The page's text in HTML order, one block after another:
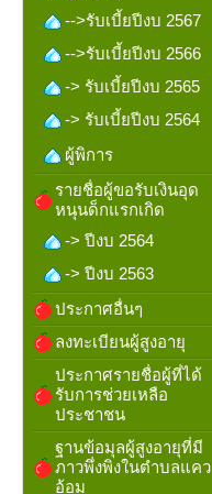
-->รับเบี้ยปีงบ 2567
-->รับเบี้ยปีงบ 2566
-> รับเบี้ยปีงบ 2565
-> รับเบี้ยปีงบ 2564
ผู้พิการ
รายชื่อผู้ขอรับเงินอุด
หนุนด็กแรกเกิด
-> ปีงบ 2564
-> ปีงบ 2563
ประกาศอื่นๆ
ลงทะเบียนผู้สูงอายุ
ประกาศรายชื่อผู้ที่ได้
รับการช่วยเหลือ
ประชาชน
ฐานข้อมุลผู้สูงอายุที่มี
ภาวพึ่งพิงในตำบลแคว
อ้อม